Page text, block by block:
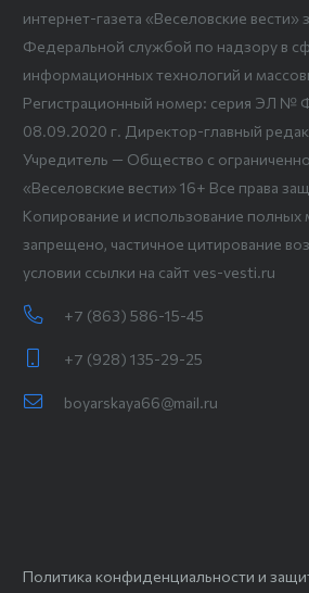
интернет-газета «Веселовские вести»
Федеральной службой по надзору в
информационных технологий и
Регистрационный номер: серия ЭЛ №
08.09.2020 г. Директор-главный
Учредитель — Общество с
«Веселовские вести» 16+ Все права
Копирование и использование полных
запрещено, частичное цитирование
условии ссылки на сайт ves-vesti.ru
+7 (863) 586-15-45
+7 (928) 135-29-25
boyarskaya66@mail.ru
Политика конфиденциальности и